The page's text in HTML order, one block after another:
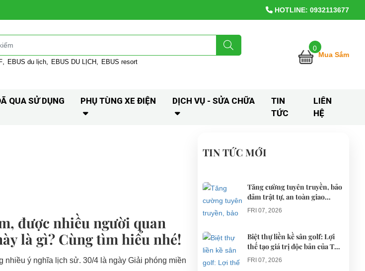
HOTLINE: 0932113677
EBUS du lịch EBUS DU LỊCH EBUS resort
0
Mua Sắm
QUA SỬ DỤNG PHỤ TÙNG XE ĐIỆN DỊCH VỤ - SỬA CHỮA
TIN
TỨC
LIÊN
HỆ
được nhiều người quan
là gì? Cùng tìm hiểu nhé!
nhiều ý nghĩa lịch sử. 30/4 là ngày Giải phóng miền
TIN TỨC MỚI
Tăng cường tuyên truyền, bảo
đảm trật tự, an toàn giao
thông khi thí điểm xe điện 4
bánh phục vụ du lịch
FRI 07, 2026
Biệt thự liền kề sân golf: Lợi
thế tạo giá trị độc bản của The
AGULA Tây Ninh
FRI 07, 2026